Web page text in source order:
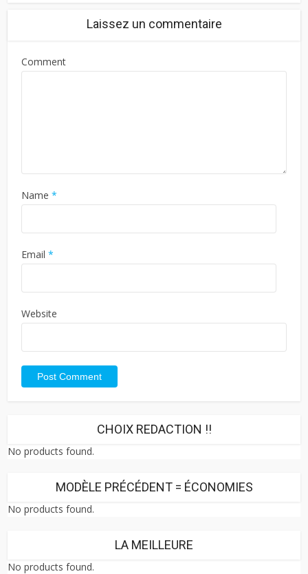
Laissez un commentaire
Comment
Name *
Email *
Website
CHOIX REDACTION !!
No products found.
MODÈLE PRÉCÉDENT = ÉCONOMIES
No products found.
LA MEILLEURE
No products found.